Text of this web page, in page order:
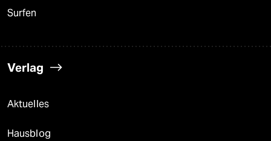
Surfen
Verlag
Aktuelles
Hausblog